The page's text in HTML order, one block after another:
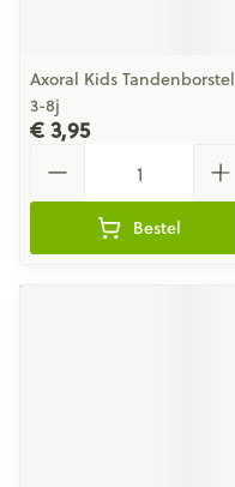
Axoral Kids Tandenborstel
3-8j
€ 3,95
Bestel